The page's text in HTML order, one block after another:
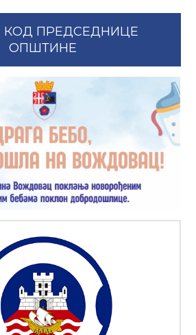
КОД ПРЕДСЕДНИЦЕ
ОПШТИНЕ